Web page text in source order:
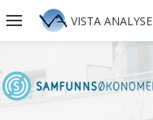
VISTA ANALYSE